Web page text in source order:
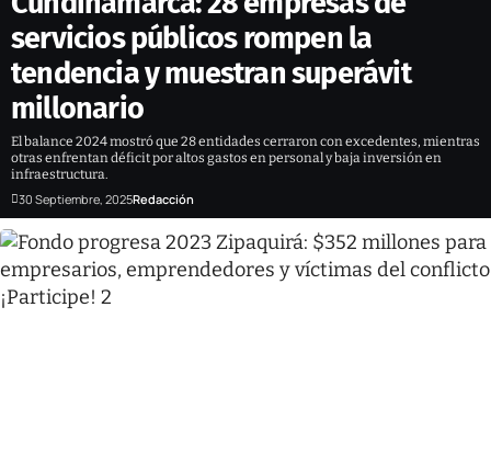
servicios públicos rompen la
tendencia y muestran superávit
millonario
El balance 2024 mostró que 28 entidades cerraron con excedentes, mientras
otras enfrentan déficit por altos gastos en personal y baja inversión en
infraestructura.
30 Septiembre, 2025Redacción